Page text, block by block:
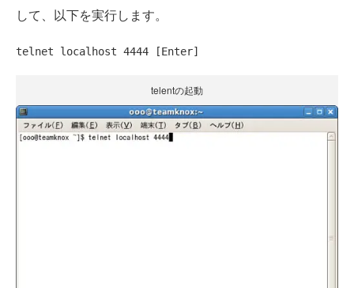
して、以下を実行します。
telnet localhost 4444 [Enter]
telentの起動